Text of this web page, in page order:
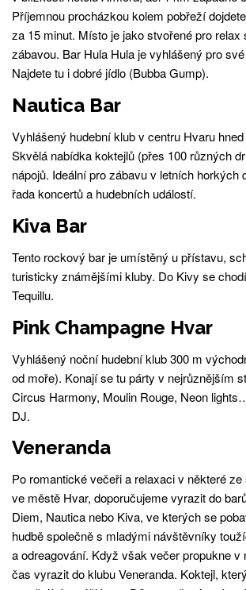
Příjemnou procházkou kolem pobřeží
za 15 minut. Místo je jako stvořené pro relax
zábavou. Bar Hula Hula je vyhlášený pro
Najdete tu i dobré jídlo (Bubba Gump).
Nautica Bar
Vyhlášený hudební klub v centru Hvaru
Skvělá nabídka koktejlů (přes 100 různých
nápojů. Ideální pro zábavu v letních horkých
řada koncertů a hudebních událostí.
Kiva Bar
Tento rockový bar je umístěný u přístavu,
turisticky známějšími kluby. Do Kivy se
Tequillu.
Pink Champagne Hvar
Vyhlášený noční hudební klub 300 m
od moře). Konají se tu párty v nejrůznějším
Circus Harmony, Moulin Rouge, Neon
DJ.
Veneranda
Po romantické večeři a relaxaci v některé
ve městě Hvar, doporučujeme vyrazit do
Diem, Nautica nebo Kiva, ve kterých se
hudbě společně s mladými návštěvníky
a odreagování. Když však večer propukne v
čas vyrazit do klubu Veneranda. Koktejl,